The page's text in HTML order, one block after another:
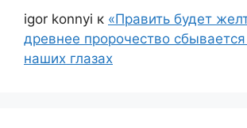
igor konnyi к «Править будет
древнее пророчество
наших глазах